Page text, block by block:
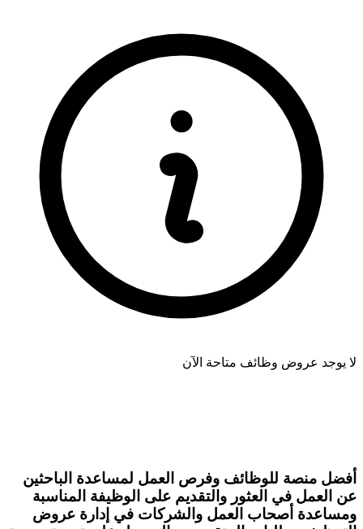
لا يوجد عروض وظائف متاحة الآن
أفضل منصة للوظائف وفرص العمل لمساعدة الباحثين
عن العمل في العثور والتقديم على الوظيفة المناسبة
ومساعدة أصحاب العمل والشركات في إدارة عروض